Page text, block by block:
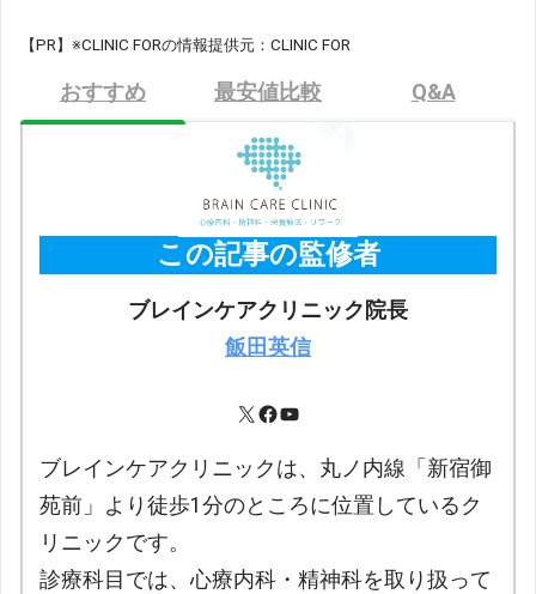
おすすめ 最安値比較 Q&A
【PR】※CLINIC FORの情報提供元：CLINIC FOR
この記事の監修者
ブレインケアクリニック院長
飯田英信
ブレインケアクリニックは、丸ノ内線「新宿御
苑前」より徒歩1分のところに位置しているク
リニックです。
診療科目では、心療内科・精神科を取り扱って